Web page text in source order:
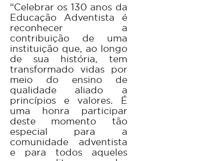
“Celebrar os 130 anos da
Educação Adventista é
reconhecer a
contribuição de uma
instituição que, ao longo
de sua história, tem
transformado vidas por
meio do ensino de
qualidade aliado a
princípios e valores. É
uma honra participar
deste momento tão
especial para a
comunidade adventista
e para todos aqueles